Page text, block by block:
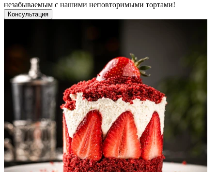
незабываемым с нашими неповторимыми тортами!
Консультация